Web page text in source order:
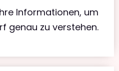
Informationen, um
genau zu verstehen.